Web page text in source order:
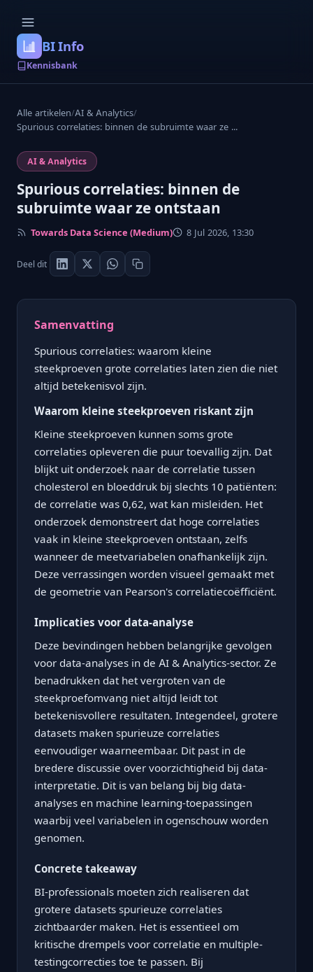
BI Info
Kennisbank
Alle artikelen/AI & Analytics/
Spurious correlaties: binnen de subruimte waar ze ...
AI & Analytics
Spurious correlaties: binnen de
subruimte waar ze ontstaan
Towards Data Science (Medium) 8 Jul 2026, 13:30
Deel dit
Samenvatting
Spurious correlaties: waarom kleine
steekproeven grote correlaties laten zien die niet
altijd betekenisvol zijn.
Waarom kleine steekproeven riskant zijn
Kleine steekproeven kunnen soms grote
correlaties opleveren die puur toevallig zijn. Dat
blijkt uit onderzoek naar de correlatie tussen
cholesterol en bloeddruk bij slechts 10 patiënten:
de correlatie was 0,62, wat kan misleiden. Het
onderzoek demonstreert dat hoge correlaties
vaak in kleine steekproeven ontstaan, zelfs
wanneer de meetvariabelen onafhankelijk zijn.
Deze verrassingen worden visueel gemaakt met
de geometrie van Pearson's correlatiecoëfficiënt.
Implicaties voor data-analyse
Deze bevindingen hebben belangrijke gevolgen
voor data-analyses in de AI & Analytics-sector. Ze
benadrukken dat het vergroten van de
steekproefomvang niet altijd leidt tot
betekenisvollere resultaten. Integendeel, grotere
datasets maken spurieuze correlaties
eenvoudiger waarneembaar. Dit past in de
bredere discussie over voorzichtigheid bij data-
interpretatie. Dit is van belang bij big data-
analyses en machine learning-toepassingen
waarbij veel variabelen in ogenschouw worden
genomen.
Concrete takeaway
BI-professionals moeten zich realiseren dat
grotere datasets spurieuze correlaties
zichtbaarder maken. Het is essentieel om
kritische drempels voor correlatie en multiple-
testingcorrecties toe te passen. Bij